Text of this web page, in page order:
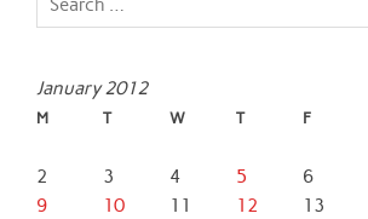
January 2012
M T W T F
2
3 4 5 6
9
10 11 12 13